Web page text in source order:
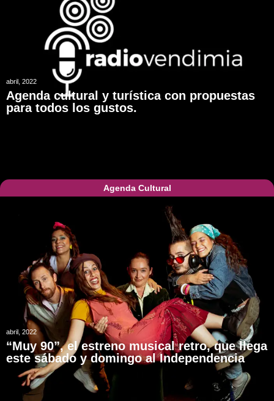
abril, 2022
Agenda cultural y turística con propuestas
para todos los gustos.
Agenda Cultural
abril, 2022
“Muy 90”, el estreno musical retro, que llega
este sábado y domingo al Independencia